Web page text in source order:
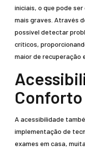
iniciais, o que pode
mais graves. Através
possível detectar
críticos,
maior de recuperação
Conforto
A acessibilidade
implementação de
exames em casa,